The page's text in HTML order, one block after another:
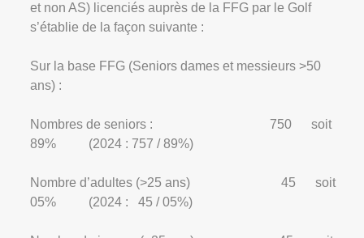
et non AS) licenciés auprès de la FFG par le Golf
s’établie de la façon suivante :
Sur la base FFG (Seniors dames et messieurs >50
ans) :
Nombres de seniors : 750
soit
89%
(2024 : 757 / 89%)
Nombre d’adultes (>25 ans) 45
soit
05%
(2024 : 45 / 05%)